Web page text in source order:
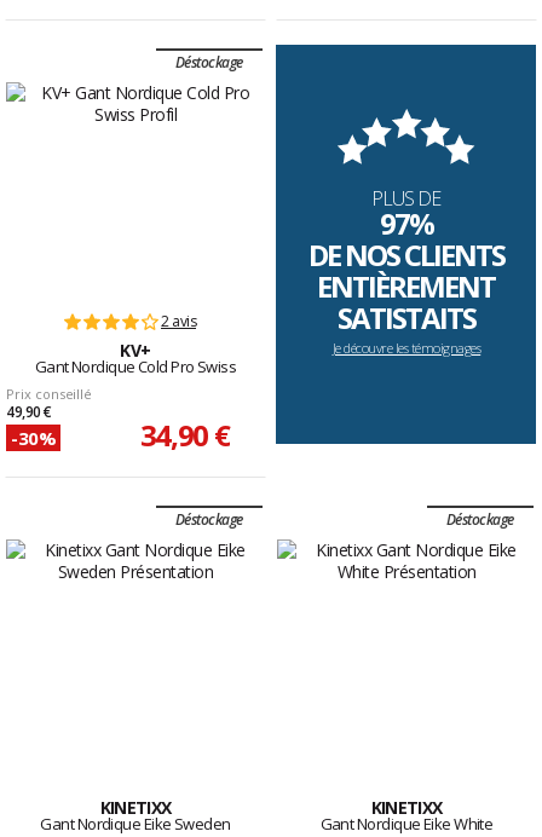
Déstockage
2 avis
KV+
Gant Nordique Cold Pro Swiss
Prix conseillé
49,90 €
-30% 34,90 €
PLUS DE
97%
DE NOS CLIENTS
ENTIÈREMENT
SATISTAITS
Je découvre les témoignages
Déstockage
KINETIXX
Gant Nordique Eike Sweden
Déstockage
KINETIXX
Gant Nordique Eike White